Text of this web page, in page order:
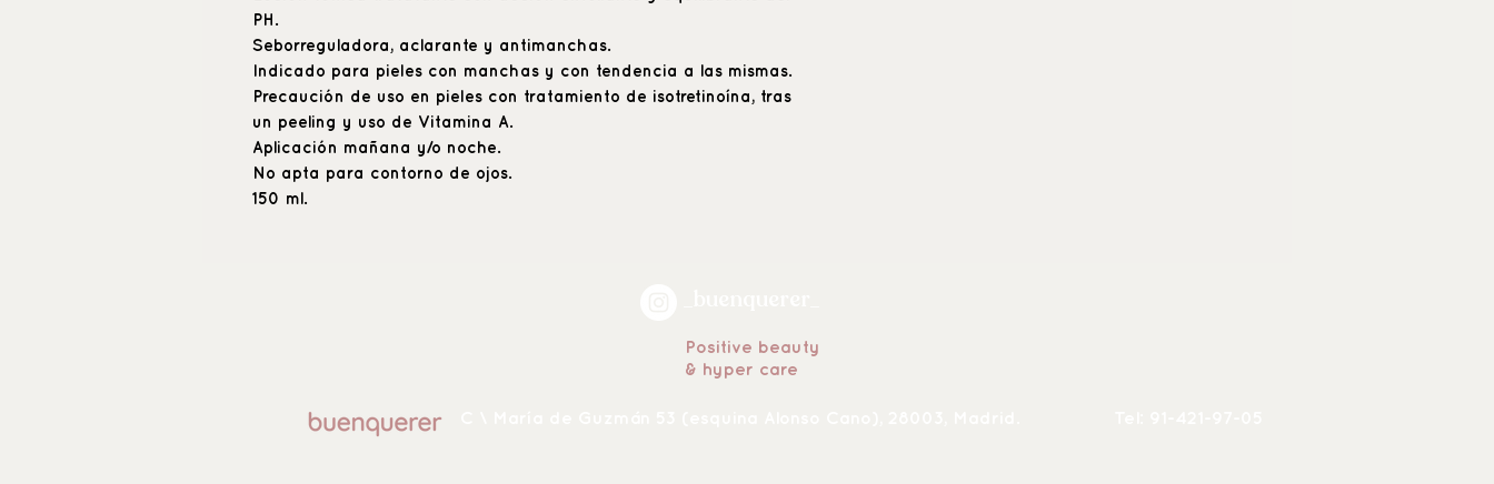
PH.
Seborreguladora, aclarante y antimanchas.
Indicado para pieles con manchas y con tendencia a las mismas.
Precaución de uso en pieles con tratamiento de isotretinoína, tras
un peeling y uso de Vitamina A.
Aplicación mañana y/o noche.
No apta para contorno de ojos.
150 ml.
Positive beauty
& hyper care